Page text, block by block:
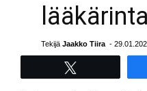
Tekijä Jaakko Tiira -